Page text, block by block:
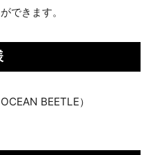
できます。
BEETLE）